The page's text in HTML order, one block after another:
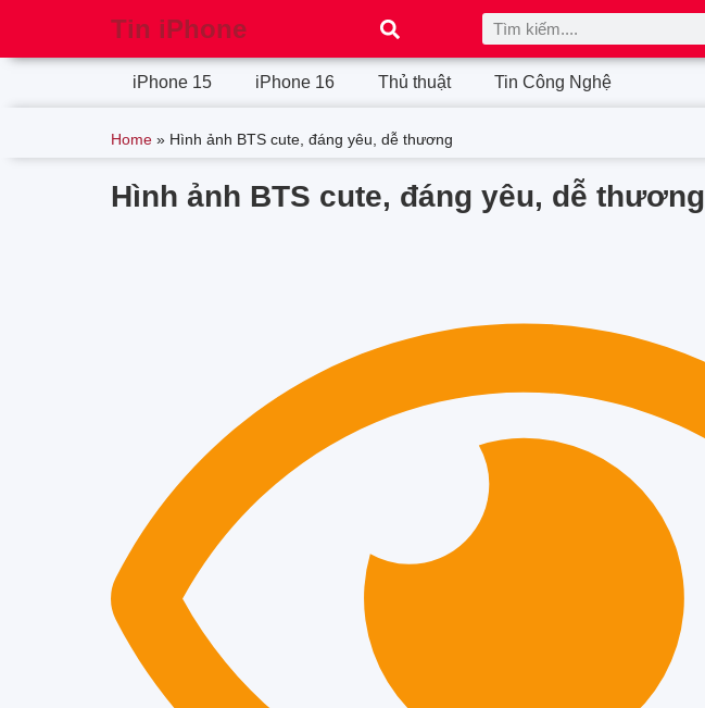
Tin iPhone
iPhone 15 iPhone 16 Thủ thuật Tin Công Nghệ
Home » Hình ảnh BTS cute, đáng yêu, dễ thương
Hình ảnh BTS cute, đáng yêu, dễ thương